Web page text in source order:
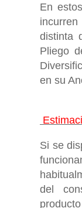
En
distinta
Pliego
en su
Si se
del